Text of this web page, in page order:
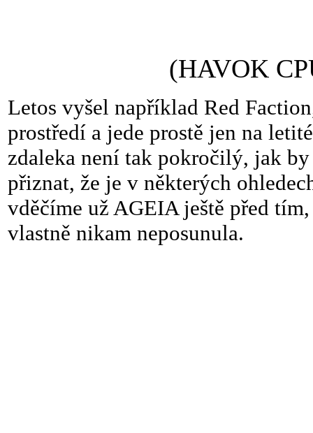
(HAVOK
Letos vyšel například Red
prostředí a jede prostě jen na
zdaleka není tak pokročilý, jak
přiznat, že je v některých
vděčíme už AGEIA ještě před
vlastně nikam neposunula.